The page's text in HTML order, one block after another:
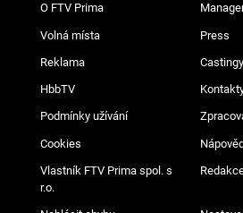
O FTV Prima
Volná místa Press
Reklama
HbbTV
Podmínky užívání
Cookies
Vlastník FTV Prima spol. s
r.o.